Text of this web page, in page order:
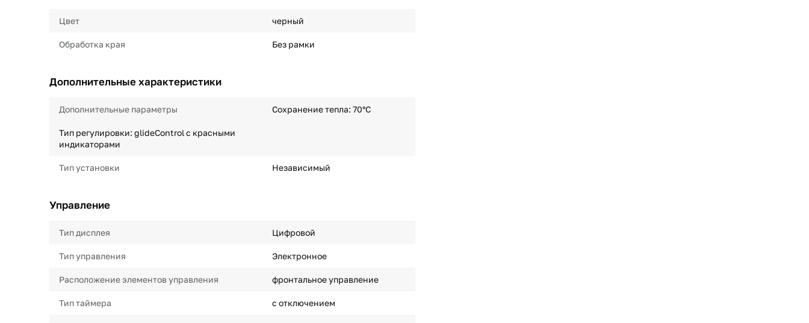
Цвет черный
Обработка края Без рамки
Дополнительные характеристики
Дополнительные параметры Сохранение тепла: 70°С
Тип регулировки: glideControl с красными
индикаторами
Тип установки Независимый
Управление
Тип дисплея Цифровой
Тип управления Электронное
Расположение элементов управления фронтальное управление
Тип таймера с отключением